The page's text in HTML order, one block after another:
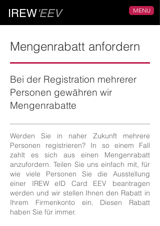
IREW'EEV MENU
Mengenrabatt anfordern
Bei der Registration mehrerer
Personen gewähren wir
Mengenrabatte
Werden Sie in naher Zukunft mehrere
Personen registrieren? In so einem Fall
zahlt es sich aus einen Mengenrabatt
anzufordern. Teilen Sie uns einfach mit, für
wie viele Personen Sie die Ausstellung
einer IREW eID Card EEV beantragen
werden und wir stellen Ihnen den Rabatt in
Ihrem Firmenkonto ein. Diesen Rabatt
haben Sie für immer.